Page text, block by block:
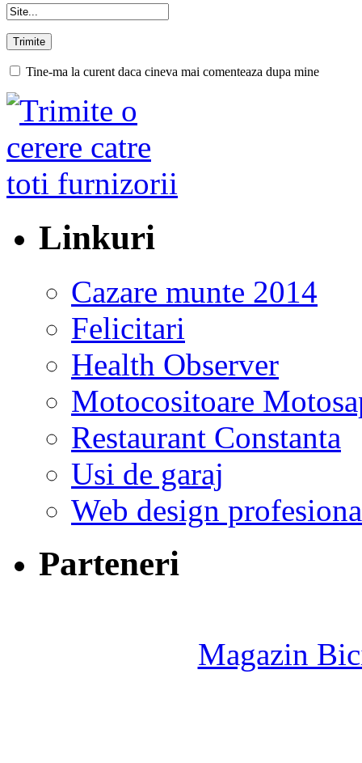
Tine-ma la curent daca cineva mai comenteaza dupa mine
Linkuri
Cazare munte 2014
Felicitari
Health Observer
Motocositoare
Restaurant Constanta
Usi de garaj
Web design
Parteneri
Magazin